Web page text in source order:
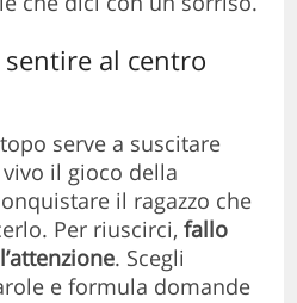
al centro
serve a suscitare
il gioco della
il ragazzo che
Per riuscirci,fallo
. Scegli
e formula domande